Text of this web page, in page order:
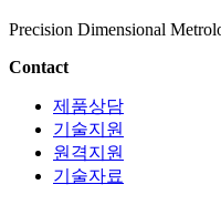
Precision Dimensional
Contact
제품상담
기술지원
원격지원
기술자료